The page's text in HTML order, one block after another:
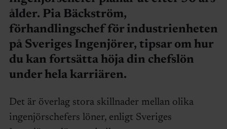
ålder. Pia Bäckström,
förhandlingschef för industrienheten
på Sveriges Ingenjörer, tipsar om hur
du kan fortsätta höja din chefslön
under hela karriären.
Det är överlag stora skillnader mellan olika
ingenjörschefers löner, enligt Sveriges